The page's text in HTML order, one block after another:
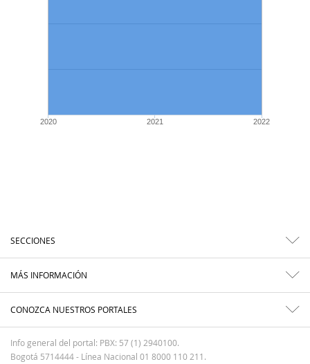
2020 2021 2022
SECCIONES
MÁS INFORMACIÓN
CONOZCA NUESTROS PORTALES
Info general del portal: PBX: 57 (1) 2940100.
Bogotá 5714444 - Línea Nacional 01 8000 110 211.